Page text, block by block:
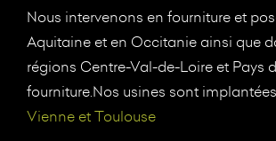
Nous intervenons en fourniture et
Aquitaine et en Occitanie ainsi que
régions Centre-Val-de-Loire et Pays
fourniture.Nos usines sont
Vienne et Toulouse